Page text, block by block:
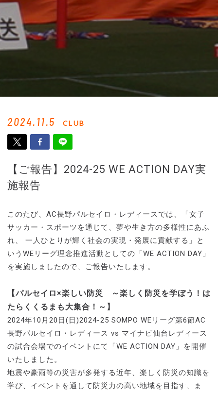
2024.11.5 CLUB
【ご報告】2024-25 WE ACTION DAY実
施報告
このたび、AC長野パルセイロ・レディースでは、「女子
サッカー・スポーツを通じて、夢や生き方の多様性にあふ
れ、 一人ひとりが輝く社会の実現・発展に貢献する」と
いうWEリーグ理念推進活動としての「WE ACTION DAY」
を実施しましたので、ご報告いたします。
【パルセイロ×楽しい防災 ～楽しく防災を学ぼう！は
たらくくるまも大集合！～】
2024年10月20日(日)2024-25 SOMPO WEリーグ第6節AC
長野パルセイロ・レディース vs マイナビ仙台レディース
の試合会場でのイベントにて「WE ACTION DAY」を開催
いたしました。
地震や豪雨等の災害が多発する近年、楽しく防災の知識を
学び、イベントを通して防災力の高い地域を目指す、ま